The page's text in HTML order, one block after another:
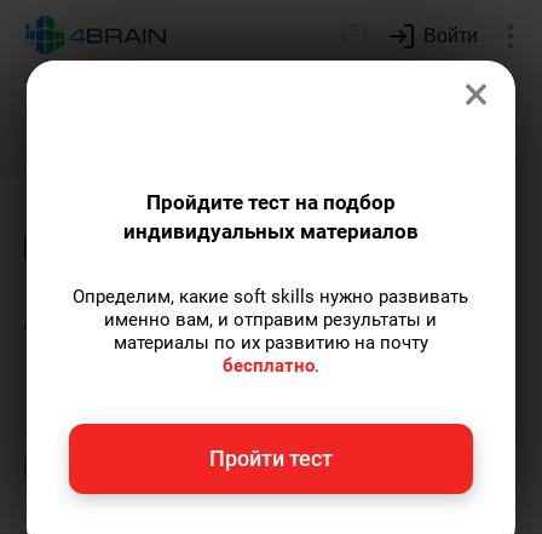
Войти
Подарим индивидуальный план
Непознанное Психология
Апофения
экспертных знаний, сооснователь проекта,
преподаватель МГУ имени М.В. Ломоносова.
×
Пройдите тест на подбор
индивидуальных материалов
Определим, какие soft skills нужно развивать
именно вам, и отправим результаты и
материалы по их развитию на почту
бесплатно.
Пройти тест